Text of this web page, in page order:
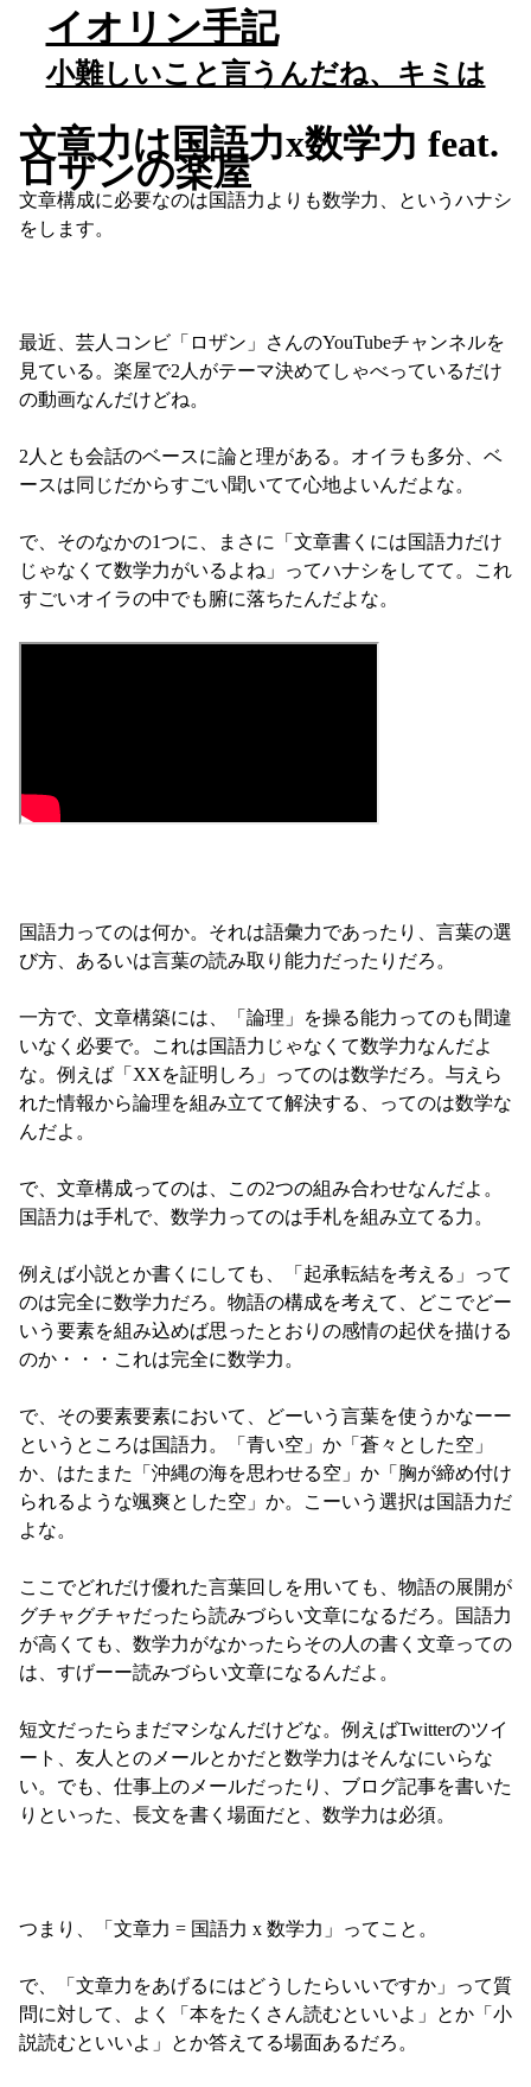
イオリン手記
小難しいこと言うんだね、キミは
文章力は国語力x数学力 feat.
ロザンの楽屋
文章構成に必要なのは国語力よりも数学力、というハナシ
をします。
最近、芸人コンビ「ロザン」さんのYouTubeチャンネルを
見ている。楽屋で2人がテーマ決めてしゃべっているだけ
の動画なんだけどね。
2人とも会話のベースに論と理がある。オイラも多分、ベ
ースは同じだからすごい聞いてて心地よいんだよな。
で、そのなかの1つに、まさに「文章書くには国語力だけ
じゃなくて数学力がいるよね」ってハナシをしてて。これ
すごいオイラの中でも腑に落ちたんだよな。
国語力ってのは何か。それは語彙力であったり、言葉の選
び方、あるいは言葉の読み取り能力だったりだろ。
一方で、文章構築には、「論理」を操る能力ってのも間違
いなく必要で。これは国語力じゃなくて数学力なんだよ
な。例えば「XXを証明しろ」ってのは数学だろ。与えら
れた情報から論理を組み立てて解決する、ってのは数学な
んだよ。
で、文章構成ってのは、この2つの組み合わせなんだよ。
国語力は手札で、数学力ってのは手札を組み立てる力。
例えば小説とか書くにしても、「起承転結を考える」って
のは完全に数学力だろ。物語の構成を考えて、どこでどー
いう要素を組み込めば思ったとおりの感情の起伏を描ける
のか・・・これは完全に数学力。
で、その要素要素において、どーいう言葉を使うかなーー
というところは国語力。「青い空」か「蒼々とした空」
か、はたまた「沖縄の海を思わせる空」か「胸が締め付け
られるような颯爽とした空」か。こーいう選択は国語力だ
よな。
ここでどれだけ優れた言葉回しを用いても、物語の展開が
グチャグチャだったら読みづらい文章になるだろ。国語力
が高くても、数学力がなかったらその人の書く文章っての
は、すげーー読みづらい文章になるんだよ。
短文だったらまだマシなんだけどな。例えばTwitterのツイ
ート、友人とのメールとかだと数学力はそんなにいらな
い。でも、仕事上のメールだったり、ブログ記事を書いた
りといった、長文を書く場面だと、数学力は必須。
つまり、「文章力 = 国語力 x 数学力」ってこと。
で、「文章力をあげるにはどうしたらいいですか」って質
問に対して、よく「本をたくさん読むといいよ」とか「小
説読むといいよ」とか答えてる場面あるだろ。